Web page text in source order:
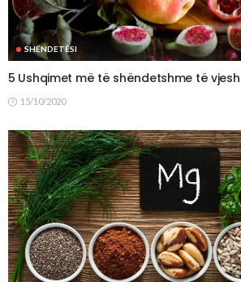
SHËNDETËSI
5 Ushqimet më të shëndetshme të
15/10/2020